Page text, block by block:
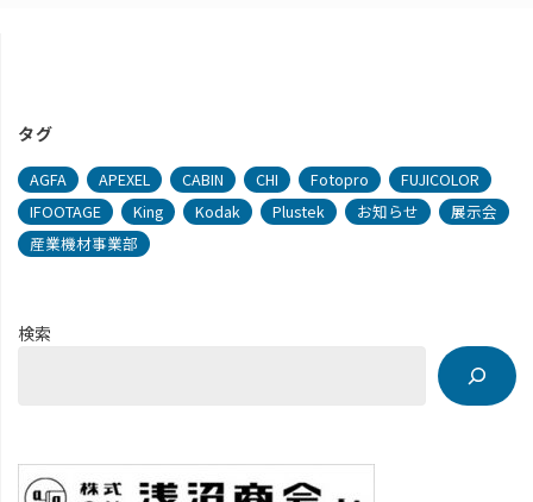
タグ
AGFA APEXEL CABIN CHI Fotopro
FUJICOLOR
IFOOTAGE
King Kodak Plustek お知らせ
展示会
産業機材事業部
検索